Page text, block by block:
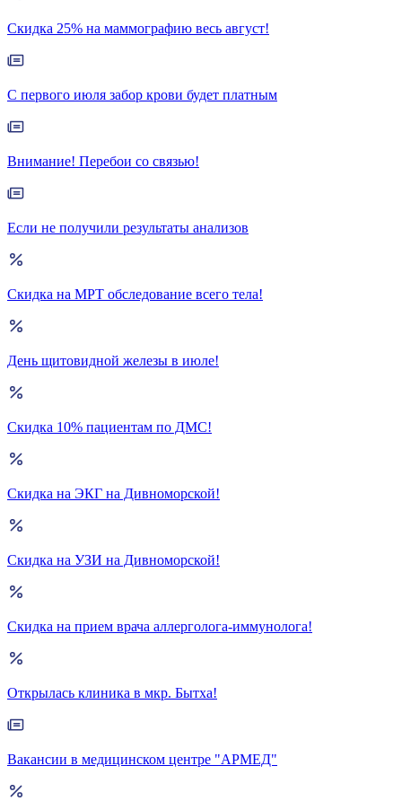
Скидка 25% на маммографию весь август!
С первого июля забор крови будет платным
Внимание! Перебои со связью!
Если не получили результаты анализов
Скидка на МРТ обследование всего тела!
День щитовидной железы в июле!
Скидка 10% пациентам по ДМС!
Скидка на ЭКГ на Дивноморской!
Скидка на УЗИ на Дивноморской!
Скидка на прием врача аллерголога-иммунолога!
Открылась клиника в мкр. Бытха!
Вакансии в медицинском центре "АРМЕД"